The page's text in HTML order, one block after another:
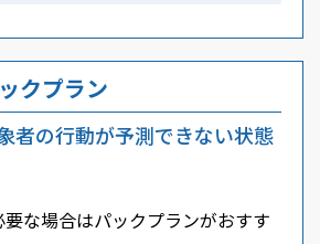
クプラン
者の行動が予測できない状態
な場合はパックプランがおすす